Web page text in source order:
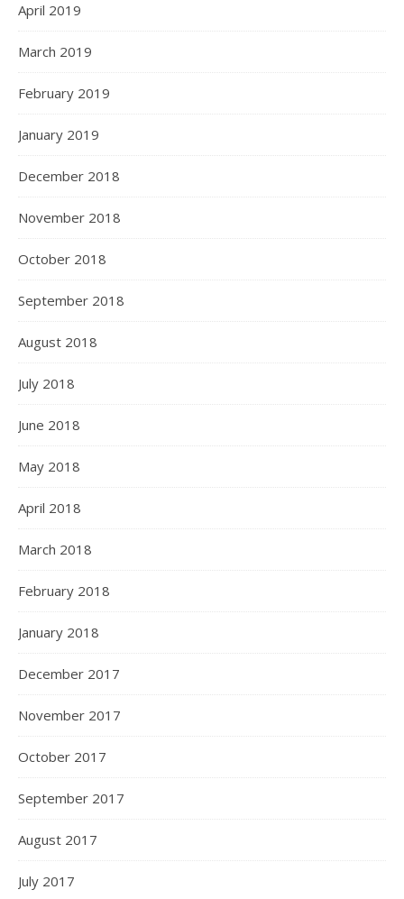
April 2019
March 2019
February 2019
January 2019
December 2018
November 2018
October 2018
September 2018
August 2018
July 2018
June 2018
May 2018
April 2018
March 2018
February 2018
January 2018
December 2017
November 2017
October 2017
September 2017
August 2017
July 2017